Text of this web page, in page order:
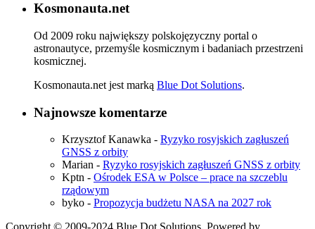
Kosmonauta.net
Od 2009 roku największy polskojęzyczny portal o
astronautyce, przemyśle kosmicznym i badaniach przestrzeni
kosmicznej.
Kosmonauta.net jest marką Blue Dot Solutions.
Najnowsze komentarze
Krzysztof Kanawka - Ryzyko rosyjskich zagłuszeń
GNSS z orbity
Marian - Ryzyko rosyjskich zagłuszeń GNSS z orbity
Kptn - Ośrodek ESA w Polsce – prace na szczeblu
rządowym
byko - Propozycja budżetu NASA na 2027 rok